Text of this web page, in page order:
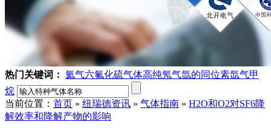
热门关键词： 氦气六氟化硫气体高纯氖气氙的同位素氙气甲
烷
当前位置： 首页 » 纽瑞德资讯 » 气体指南 » H2O和O2对SF6降
解效率和降解产物的影响